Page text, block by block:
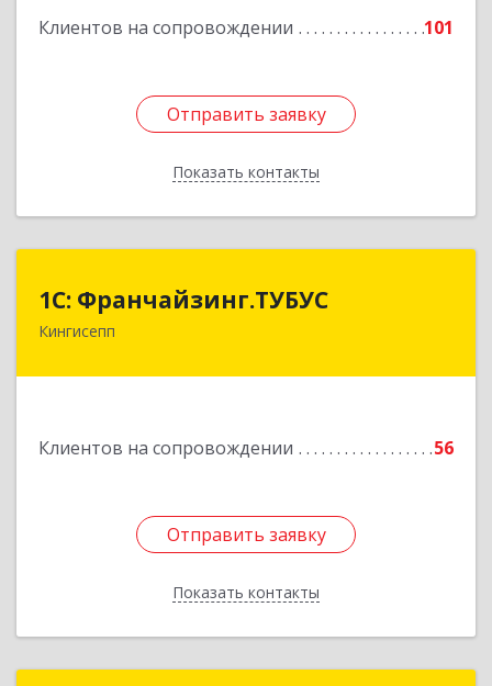
Клиентов на сопровождении 101
Отправить заявку
Показать контакты
Отправить заявку
Назад
1С: Франчайзинг.ТУБУС
Кингисепп
Клиентов на сопровождении 56
Отправить заявку
Показать контакты
1С: Франчайзинг.ТУБУС
Отправить заявку
Назад